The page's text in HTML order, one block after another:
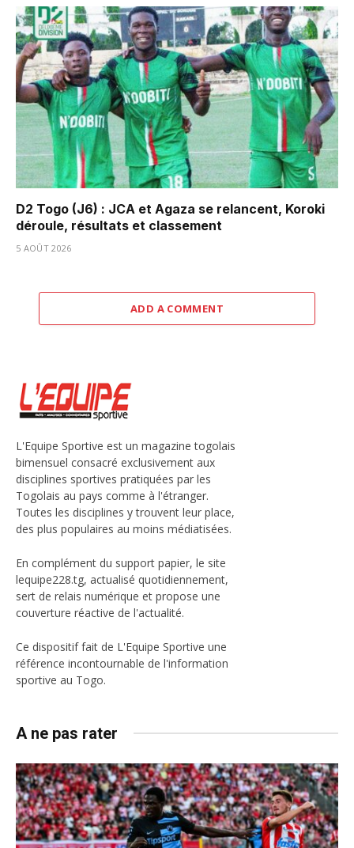
D2 Togo (J6) : JCA et Agaza se relancent, Koroki
déroule, résultats et classement
5 AOÛT 2026
ADD A COMMENT
L'Equipe Sportive est un magazine togolais
bimensuel consacré exclusivement aux
disciplines sportives pratiquées par les
Togolais au pays comme à l'étranger.
Toutes les disciplines y trouvent leur place,
des plus populaires au moins médiatisées.
En complément du support papier, le site
lequipe228.tg, actualisé quotidiennement,
sert de relais numérique et propose une
couverture réactive de l'actualité.
Ce dispositif fait de L'Equipe Sportive une
référence incontournable de l'information
sportive au Togo.
A ne pas rater